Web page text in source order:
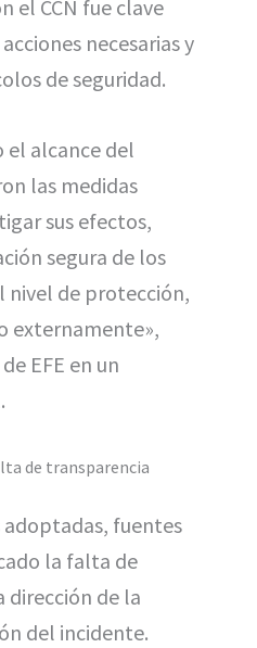
el CCN fue clave
necesarias y
de seguridad.
el alcance del
las medidas
sus efectos,
segura de los
nivel de protección,
externamente»,
EFE en un
de transparencia
adoptadas, fuentes
la falta de
dirección de la
del incidente.